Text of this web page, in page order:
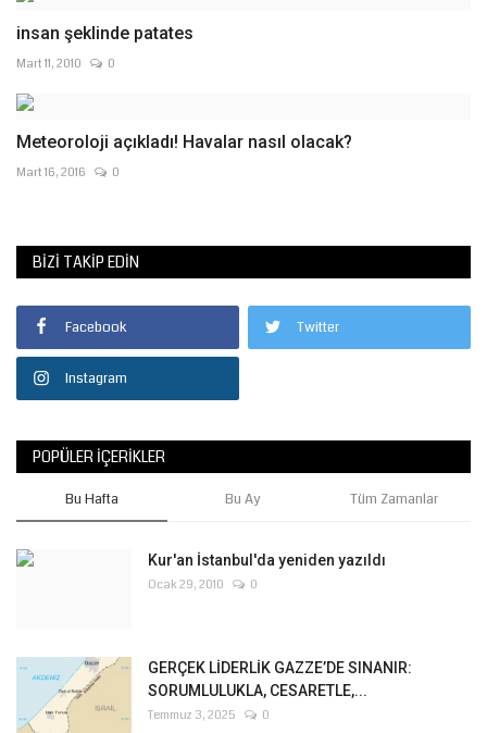
insan şeklinde patates
Mart 11, 2010 0
Meteoroloji açıkladı! Havalar nasıl olacak?
Mart 16, 2016 0
BIZI TAKIP EDIN
Facebook Twitter
Instagram
POPÜLER İÇERIKLER
Bu Hafta Bu Ay Tüm Zamanlar
Kur'an İstanbul'da yeniden yazıldı
Ocak 29, 2010 0
GERÇEK LİDERLİK GAZZE’DE SINANIR:
SORUMLULUKLA, CESARETLE,...
Temmuz 3, 2025 0